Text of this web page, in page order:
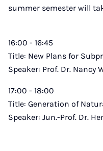
summer semester will
16:00 - 16:45
Title: New Plans for
Speaker: Prof. Dr. Nancy
17:00 - 18:00
Title: Generation of
Speaker: Jun.-Prof. Dr.